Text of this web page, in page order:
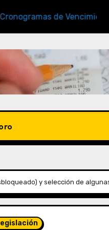
de Vencimiento Periodo
y selección de